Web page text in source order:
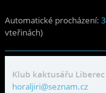
Automatické procházení: 3
vteřinách)
Klub kaktusářu Liberec
horaljiri@seznam.cz